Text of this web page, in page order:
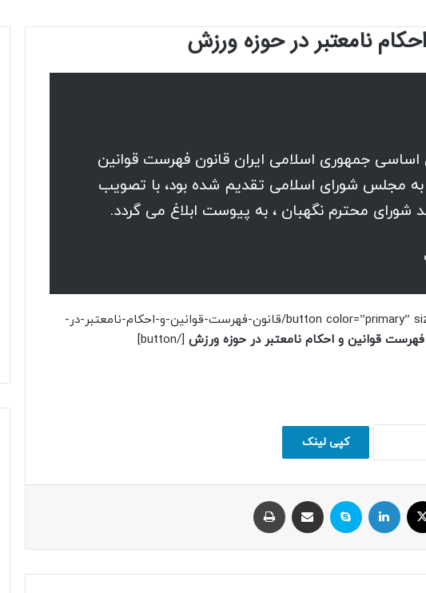
نامعتبر در حوزه ورزش
یکصد و بیست و سوم (123) قانون اساسی جمهوری اسلامی ایران قانون فهرست قوانین
به مجلس شورای اسلامی تقدیم شده بود، با تصویب
[button color=”primary” size=”big” link=”https://dadresi.net/wp-content/uploads/2022/04/قانون-فهرست-قوانین-و-احکام-نامعتبر-در-
قوانین و احکام نامعتبر در حوزه ورزش [/button]
کپی لینک
ایکس لینکداین اسکایپ اشتراک با ایمیل